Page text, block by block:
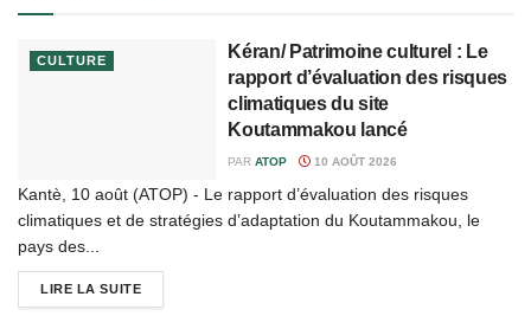
CULTURE
Kéran/ Patrimoine culturel : Le
rapport d’évaluation des risques
climatiques du site
Koutammakou lancé
PAR ATOP 10 AOÛT 2026
Kantè, 10 août (ATOP) - Le rapport d’évaluation des risques
climatiques et de stratégies d’adaptation du Koutammakou, le
pays des...
LIRE LA SUITE